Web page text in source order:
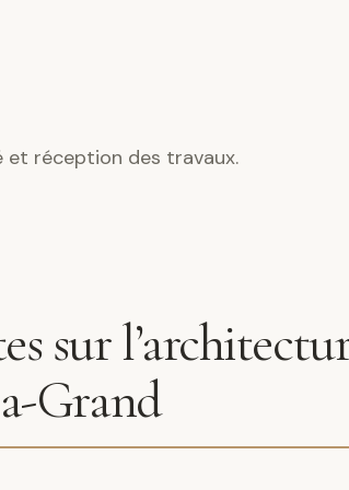
réception des travaux.
sur
Grand